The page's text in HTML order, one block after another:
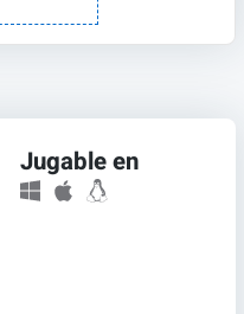
Jugable en